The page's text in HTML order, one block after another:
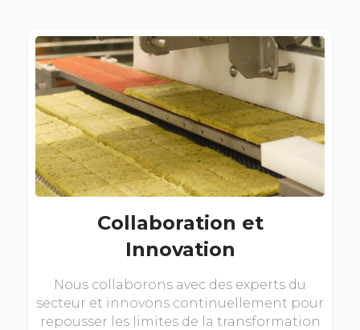
Collaboration et
Innovation
Nous collaborons avec des experts du
secteur et innovons continuellement pour
repousser les limites de la transformation